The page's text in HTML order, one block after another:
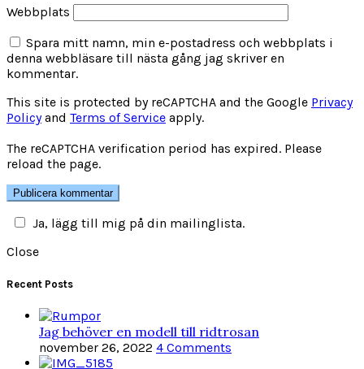
Webbplats
Spara mitt namn, min e-postadress och webbplats i
denna webbläsare till nästa gång jag skriver en
kommentar.
This site is protected by reCAPTCHA and the Google Privacy
Policyand Terms of Service apply.
The reCAPTCHA verification period has expired. Please
reload the page.
Ja, lägg till mig på din mailinglista.
Close
Recent Posts
Jag behöver en modell till ridtrosan
november 26, 2022 4 Comments